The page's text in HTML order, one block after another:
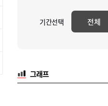
기간선택 전체
그래프